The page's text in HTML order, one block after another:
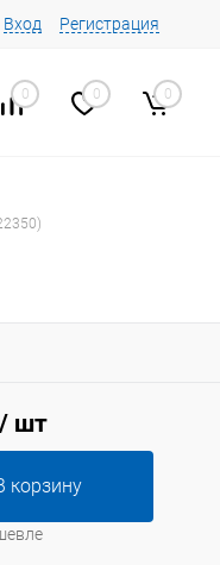
Вход Регистрация
0 0 0
/ шт
корзину